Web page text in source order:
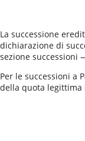
La successione
dichiarazione di
sezione successioni
Per le successioni a
della quota legittima